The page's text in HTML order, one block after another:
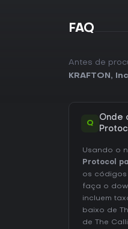
FAQ
Antes de
KRAFTON,
Q
Onde
Usando o
Protocol
os códigos
faça o
incluem
baixo de
de The